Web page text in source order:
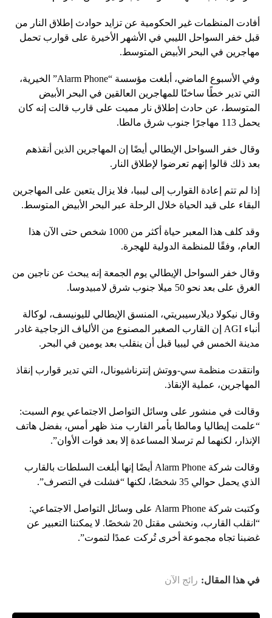
أفادت المنظمات غير الحكومية عن تزايد حوادث إطلاق النار من
قبل خفر السواحل الليبي في الأشهر الأخيرة على قوارب تحمل
مهاجرين في البحر الأبيض المتوسط.
وفي الأسبوع الماضي، أبلغت مؤسسة “Alarm Phone” الخيرية،
التي تدير خطًا ساخنًا للمهاجرين العالقين في البحر الأبيض
المتوسط، عن حادث إطلاق نار مميت على قارب قالت إنه كان
يحمل 113 مهاجرًا جنوب شرق مالطا.
وقال خفر السواحل الإيطالي أيضًا إن المهاجرين الذين أنقذهم
بعد ذلك قالوا إنهم تعرضوا لإطلاق النار.
إذا لم تتم إعادة القوارب إلى ليبيا، فلا يزال يتعين على المهاجرين
البقاء على قيد الحياة خلال الرحلة عبر البحر الأبيض المتوسط.
وقد كلف هذا المعبر حياة أكثر من 1000 شخص حتى الآن هذا
العام، وفقًا للمنظمة الدولية للهجرة.
وقال خفر السواحل الإيطالي يوم الجمعة إنه يبحث عن ناجين من
الغرق على بعد نحو 50 ميلا جنوب شرق لامبيدوسا.
وقال نيكولا ديلارسيبريتي، المنسق الإيطالي لليونيسف، لوكالة
أنباء AGI إن القارب الصغير المصنوع من الألياف الزجاجية غادر
مدينة الخمس في ليبيا قبل أن ينقلب بعد يومين في البحر.
وانتقدت منظمة سي-ووتش إنترناشيونال، التي تدير قوارب إنقاذ
المهاجرين، عملية الإنقاذ.
وقالت في منشور على وسائل التواصل الاجتماعي يوم السبت:
“علمت إيطاليا ومالطا بأمر القارب منذ ظهر أمس، بفضل هاتف
الإنذار، لكنهما لم ترسلا المساعدة إلا بعد فوات الأوان”.
وقالت شركة Alarm Phone أيضًا إنها أبلغت السلطات بالقارب
الذي يحمل حوالي 35 شخصًا، لكنها “فشلت في التصرف”.
وكتبت شركة Alarm Phone على وسائل التواصل الاجتماعي:
“انقلب القارب، ونخشى مقتل 20 شخصًا. لا يمكننا التعبير عن
غضبنا تجاه مجموعة أخرى تُركت عمدًا لتموت”.
في هذا المقال: رائج الآن